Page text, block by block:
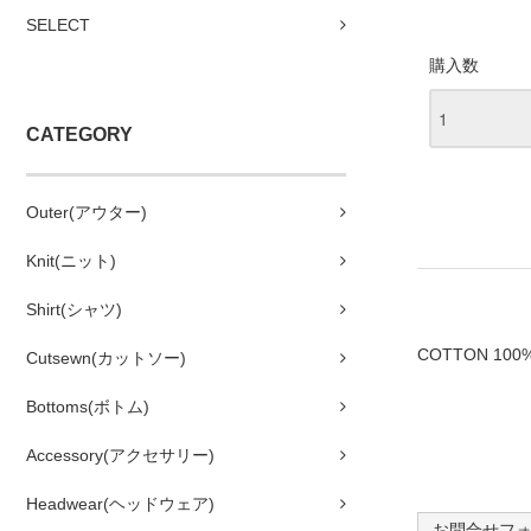
SELECT
CATEGORY
Outer(アウター)
Knit(ニット)
Shirt(シャツ)
Cutsewn(カットソー)
Bottoms(ボトム)
Accessory(アクセサリー)
Headwear(ヘッドウェア)
購入数
COTTON